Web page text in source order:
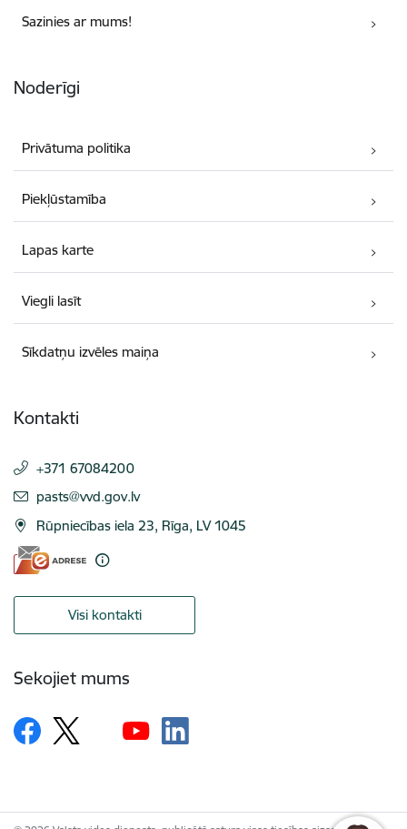
Sazinies ar mums!
Noderīgi
Privātuma politika
Piekļūstamība
Lapas karte
Viegli lasīt
Sīkdatņu izvēles maiņa
Kontakti
+371 67084200
E-pasts:
pasts@vvd.gov.lv
Rūpniecības iela 23, Rīga, LV 1045
Visi kontakti
Sekojiet mums